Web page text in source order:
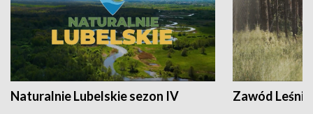
Naturalnie Lubelskie sezon IV Zawód Leśnik